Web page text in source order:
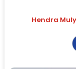
Hendra